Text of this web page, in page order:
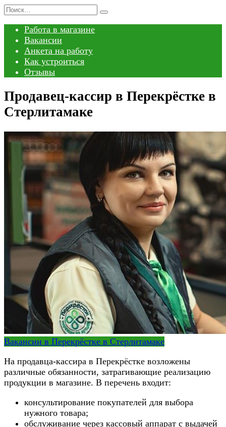
Перейти
содержанию
Search
Работа в магазине
Вакансии
Анкета на работу
Как устроиться
Отзывы
Продавец-кассир в Перекрёстке в
Стерлитамаке
Вакансии в Перекрёстке в Стерлитамаке
На продавца-кассира в Перекрёстке возложены
различные обязанности, затрагивающие реализацию
продукции в магазине. В перечень входит:
консультирование покупателей для выбора
нужного товара;
обслуживание через кассовый аппарат с выдачей